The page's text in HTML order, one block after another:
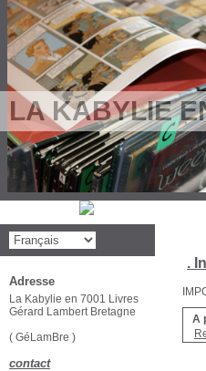
LA KABYLIE
.
A
Adresse
La Kabylie en 7001 Livres
Gérard Lambert Bretagne
( GéLamBre )
contact